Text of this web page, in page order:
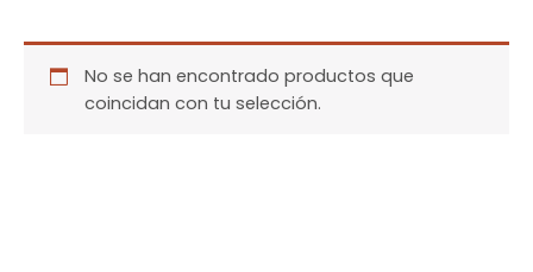
No se han encontrado productos que
coincidan con tu selección.